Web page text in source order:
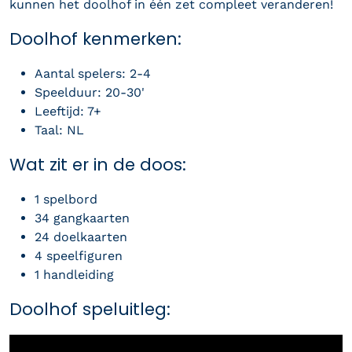
kunnen het doolhof in één zet compleet veranderen!
Doolhof kenmerken:
Aantal spelers: 2-4
Speelduur: 20-30'
Leeftijd: 7+
Taal: NL
Wat zit er in de doos:
1 spelbord
34 gangkaarten
24 doelkaarten
4 speelfiguren
1 handleiding
Doolhof speluitleg: